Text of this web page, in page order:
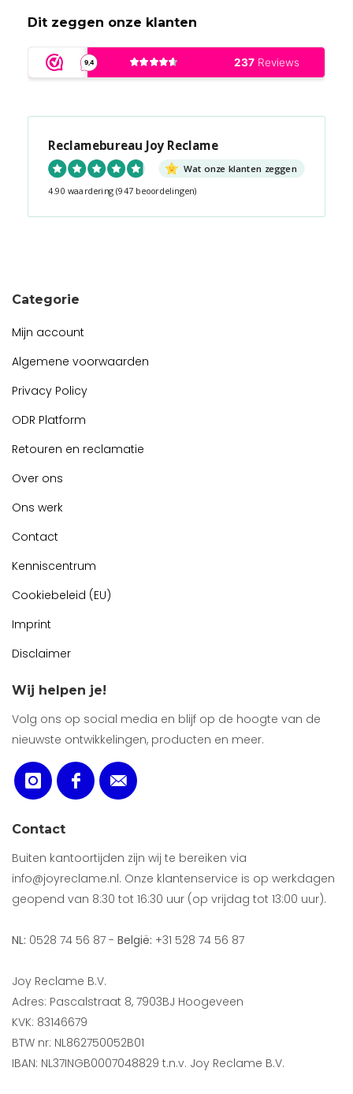
Dit zeggen onze klanten
Reclamebureau Joy Reclame
Wat onze klanten zeggen
4.90 waardering (947 beoordelingen)
Categorie
Mijn account
Algemene voorwaarden
Privacy Policy
ODR Platform
Retouren en reclamatie
Over ons
Ons werk
Contact
Kenniscentrum
Cookiebeleid (EU)
Imprint
Disclaimer
Wij helpen je!
Volg ons op social media en blijf op de hoogte van de
nieuwste ontwikkelingen, producten en meer.
Contact
Buiten kantoortijden zijn wij te bereiken via
info@joyreclame.nl. Onze klantenservice is op werkdagen
geopend van 8:30 tot 16:30 uur (op vrijdag tot 13:00 uur).
NL: 0528 74 56 87 - België: +31 528 74 56 87
Joy Reclame B.V.
Adres: Pascalstraat 8, 7903BJ Hoogeveen
KVK: 83146679
BTW nr: NL862750052B01
IBAN: NL37INGB0007048829 t.n.v. Joy Reclame B.V.